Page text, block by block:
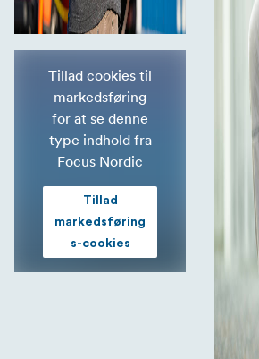
Tillad cookies til
markedsføring
for at se denne
type indhold fra
Focus Nordic
Tillad
markedsføring
s-cookies